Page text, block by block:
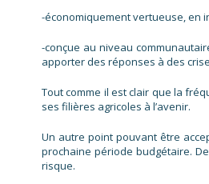
-économiquement vertueuse, en
-conçue au niveau
apporter des réponses à des
Tout comme il est clair que la
ses filières agricoles à l’avenir.
Un autre point pouvant être
prochaine période budgétaire.
risque.